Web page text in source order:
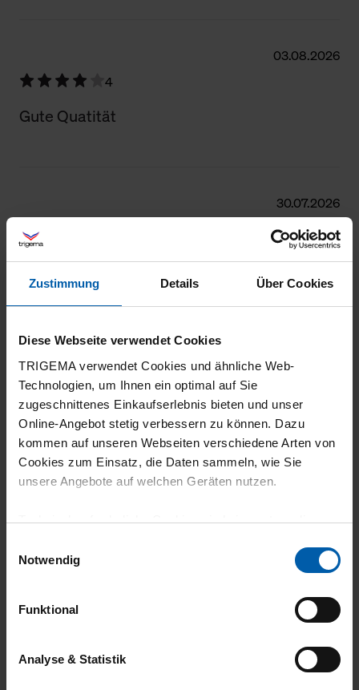
Zustimmung Details Über Cookies
Diese Webseite verwendet Cookies
TRIGEMA verwendet Cookies und ähnliche Web-
Technologien, um Ihnen ein optimal auf Sie
zugeschnittenes Einkaufserlebnis bieten und unser
Online-Angebot stetig verbessern zu können. Dazu
kommen auf unseren Webseiten verschiedene Arten von
Cookies zum Einsatz, die Daten sammeln, wie Sie
unsere Angebote auf welchen Geräten nutzen.
Technisch erforderliche Cookies sind eine notwendige
grundlegende Funktionen wie etwa zur Auswahl und
gewährleisten.
Für die Darstellung personalisierter Angebote, Anzeigen
und Inhalte aufgrund Ihres Nutzerverhaltens und Ihres
Notwendig
Funktional
Analyse & Statistik
03.08.2026
4
Gute Quatität
30.07.2026
Gut
Passform super. Leider haben Shirts mit
Elastan die Tendenz etwas einzugehen.
29.07.2026
29.07.2026